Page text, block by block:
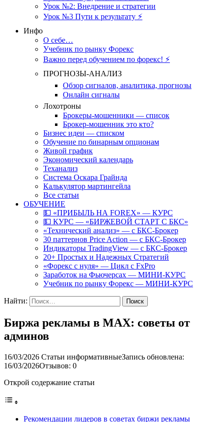
Урок №2: Внедрение и стратегии
Урок №3 Пути к результату ⚡️
Инфо
О себе…
Учебник по рынку Форекс
Важно перед обучением по форекс! ⚡
ПРОГНОЗЫ-АНАЛИЗ
Обзор сигналов, аналитика, прогнозы
Онлайн сигналы
Лохотроны
Брокеры-мошенники — список
Брокер-мошенник это кто?
Бизнес идеи — списком
Обучение по бинарным опционам
Живой график
Экономический календарь
Теханализ
Система Оскара Грайнда
Калькулятор мартингейла
Все статьи
ОБУЧЕНИЕ
💵 «ПРИБЫЛЬ НА FOREX» — КУРС
💵 КУРС — «БИРЖЕВОЙ СТАРТ С БКС»
«Технический анализ» — с БКС-Брокер
30 паттернов Price Action — с БКС-Брокер
Индикаторы TradingView — с БКС-Брокер
20+ Простых и Надежных Стратегий
«Форекс с нуля» — Цикл с FxPro
Заработок на Фьючерсах — МИНИ-КУРС
Учебник по рынку Форекс — МИНИ-КУРС
Найти:
Биржа рекламы в MAX: советы от
админов
16/03/2026 Статьи информативныеЗапись обновлена:
16/03/2026Отзывов: 0
Открой содержание статьи
Рекомендации лидеров в советах биржи рекламы